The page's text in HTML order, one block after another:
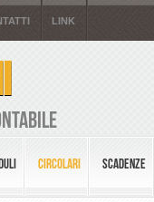
LINK
CIRCOLARI SCADENZE